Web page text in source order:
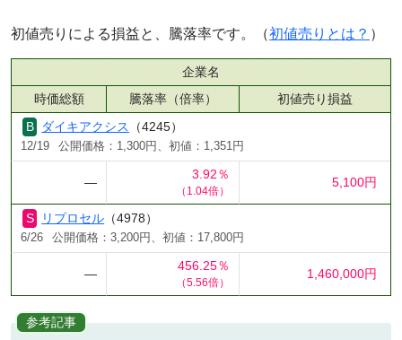
初値売りによる損益と、騰落率です。（初値売りとは？ ）
企業名
時価総額
騰落率（倍率）
初値売り損益
ダイキアクシス
（4245）
12/19 公開価格：1,300円、初値：1,351円
―
3.92％
（1.04倍）
5,100円
リプロセル （4978）
6/26 公開価格：3,200円、初値：17,800円
―
456.25％
（5.56倍）
1,460,000円
参考記事